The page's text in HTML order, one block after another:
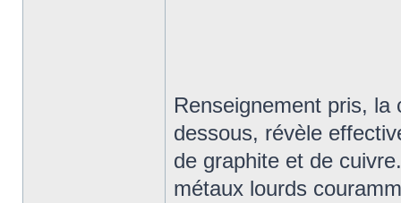
Renseignement pris,
dessous, révèle
de graphite et de
métaux lourds